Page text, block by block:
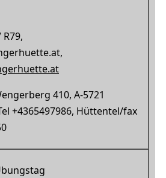
410, A-5721
+4365497986, Hüttentel/fax